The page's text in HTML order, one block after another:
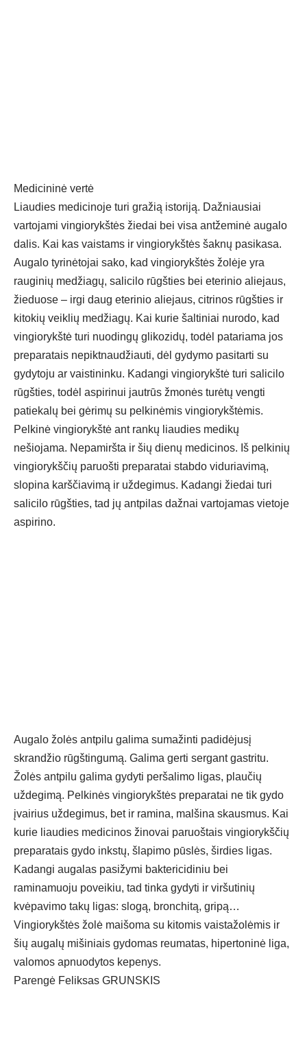
Medicininė vertė
Liaudies medicinoje turi gražią istoriją. Dažniausiai
vartojami vingiorykštės žiedai bei visa antžeminė augalo
dalis. Kai kas vaistams ir vingiorykštės šaknų pasikasa.
Augalo tyrinėtojai sako, kad vingiorykštės žolėje yra
rauginių medžiagų, salicilo rūgšties bei eterinio aliejaus,
žieduose – irgi daug eterinio aliejaus, citrinos rūgšties ir
kitokių veiklių medžiagų. Kai kurie šaltiniai nurodo, kad
vingiorykštė turi nuodingų glikozidų, todėl patariama jos
preparatais nepiktnaudžiauti, dėl gydymo pasitarti su
gydytoju ar vaistininku. Kadangi vingiorykštė turi salicilo
rūgšties, todėl aspirinui jautrūs žmonės turėtų vengti
patiekalų bei gėrimų su pelkinėmis vingiorykštėmis.
Pelkinė vingiorykštė ant rankų liaudies medikų
nešiojama. Nepamiršta ir šių dienų medicinos. Iš pelkinių
vingiorykščių paruošti preparatai stabdo viduriavimą,
slopina karščiavimą ir uždegimus. Kadangi žiedai turi
salicilo rūgšties, tad jų antpilas dažnai vartojamas vietoje
aspirino.
Augalo žolės antpilu galima sumažinti padidėjusį
skrandžio rūgštingumą. Galima gerti sergant gastritu.
Žolės antpilu galima gydyti peršalimo ligas, plaučių
uždegimą. Pelkinės vingiorykštės preparatai ne tik gydo
įvairius uždegimus, bet ir ramina, malšina skausmus. Kai
kurie liaudies medicinos žinovai paruoštais vingiorykščių
preparatais gydo inkstų, šlapimo pūslės, širdies ligas.
Kadangi augalas pasižymi baktericidiniu bei
raminamuoju poveikiu, tad tinka gydyti ir viršutinių
kvėpavimo takų ligas: slogą, bronchitą, gripą…
Vingiorykštės žolė maišoma su kitomis vaistažolėmis ir
šių augalų mišiniais gydomas reumatas, hipertoninė liga,
valomos apnuodytos kepenys.
Parengė Feliksas GRUNSKIS